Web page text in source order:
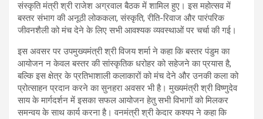
संस्कृति मंत्री श्री राजेश अग्रवाल बैठक में शामिल हुए। इस महोत्सव में
बस्तर संभाग की अनूठी लोककला, संस्कृति, रीति-रिवाज और पारंपरिक
जीवनशैली को मंच देने के लिए सभी आवश्यक व्यवस्थाओं पर चर्चा की गई।
इस अवसर पर उपमुख्यमंत्री श्री विजय शर्मा ने कहा कि बस्तर पंडुम का
आयोजन न केवल बस्तर की सांस्कृतिक धरोहर को सहेजने का प्रयास है,
बल्कि इस क्षेत्र के प्रतिभाशाली कलाकारों को मंच देने और उनकी कला को
प्रोत्साहन प्रदान करने का सुनहरा अवसर भी है। मुख्यमंत्री श्री विष्णुदेव
साय के मार्गदर्शन में इसका सफल आयोजन हेतु सभी विभागों को मिलकर
समन्वय के साथ कार्य करना है। वनमंत्री श्री केदार कश्यप ने कहा कि